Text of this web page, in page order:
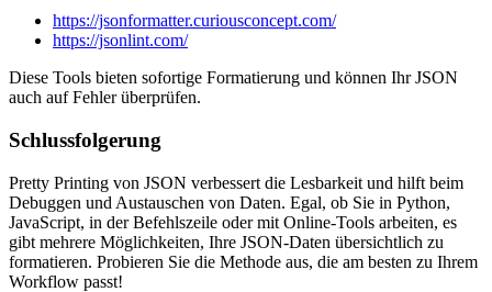
https://jsonformatter.curiousconcept.com/
https://jsonlint.com/
Diese Tools bieten sofortige Formatierung und können Ihr JSON
auch auf Fehler überprüfen.
Schlussfolgerung
Pretty Printing von JSON verbessert die Lesbarkeit und hilft beim
Debuggen und Austauschen von Daten. Egal, ob Sie in Python,
JavaScript, in der Befehlszeile oder mit Online-Tools arbeiten, es
gibt mehrere Möglichkeiten, Ihre JSON-Daten übersichtlich zu
formatieren. Probieren Sie die Methode aus, die am besten zu Ihrem
Workflow passt!